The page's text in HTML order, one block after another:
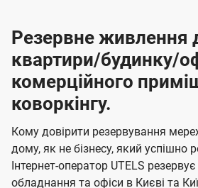
Резервне живлення
квартири/будинку/
комерційного
коворкінгу.
Кому довірити резервування
дому, як не бізнесу, який успішно
Інтернет-оператор UTELS
обладнання та офіси в Києві та